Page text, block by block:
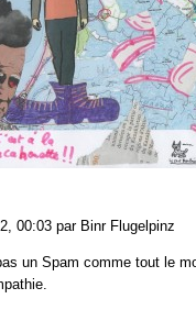
00:03 par Binr Flugelpinz
un Spam comme tout le